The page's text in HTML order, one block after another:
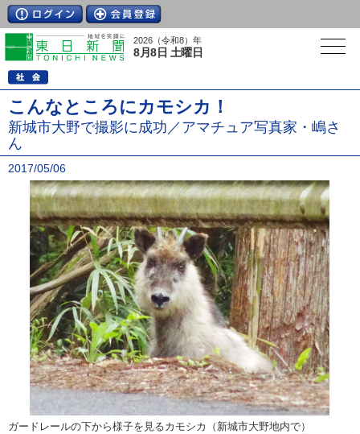
2026（令和8）年
8月8日 土曜日
こんなところにカモシカ！
新城市大野で撮影に成功／アマチュア写真家・嶋さ
ん
2017/05/06
ガードレールの下から様子を見るカモシカ（新城市大野地内で）